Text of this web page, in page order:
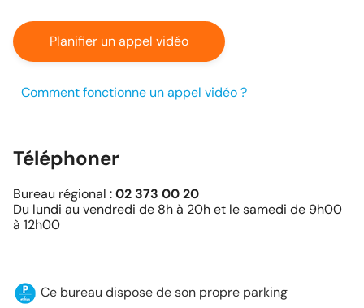
Planifier un appel vidéo
Comment fonctionne un appel vidéo ?
Téléphoner
Bureau régional :02 373 00 20
Du lundi au vendredi de 8h à 20h et le samedi de 9h00
à 12h00
Ce bureau dispose de son propre parking